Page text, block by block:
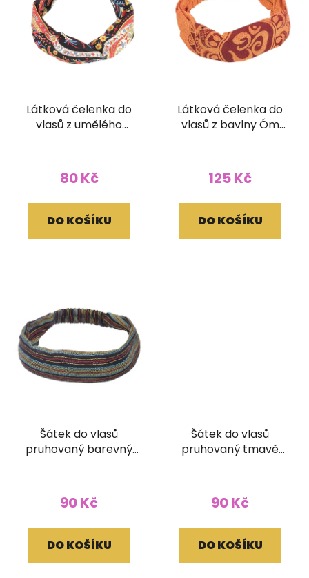
Látková čelenka do
vlasů z umělého
80 Kč
DO KOŠÍKU
Látková čelenka do
vlasů z bavlny Óm
125 Kč
DO KOŠÍKU
Šátek do vlasů
pruhovaný barevný
90 Kč
DO KOŠÍKU
Šátek do vlasů
pruhovaný tmavě
90 Kč
DO KOŠÍKU